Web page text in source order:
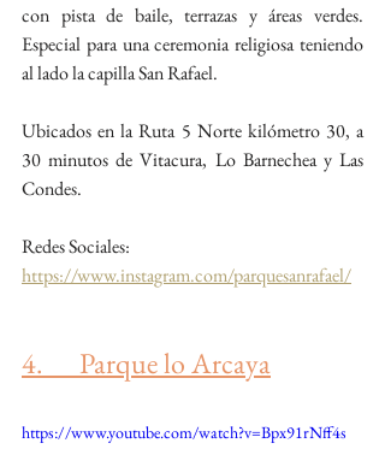
con pista de baile, terrazas y áreas verdes.
Especial para una ceremonia religiosa teniendo
al lado la capilla San Rafael.
Ubicados en la Ruta 5 Norte kilómetro 30, a
30 minutos de Vitacura, Lo Barnechea y Las
Condes.
Redes Sociales:
https://www.instagram.com/parquesanrafael/
4.      Parque lo Arcaya
https://www.youtube.com/watch?v=Bpx91rNff4s